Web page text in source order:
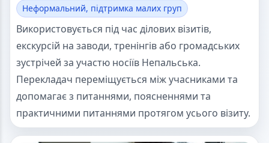
Неформальний, підтримка малих груп
Використовується під час ділових візитів,
екскурсій на заводи, тренінгів або громадських
зустрічей за участю носіїв Непальська.
Перекладач переміщується між учасниками та
допомагає з питаннями, поясненнями та
практичними питаннями протягом усього візиту.